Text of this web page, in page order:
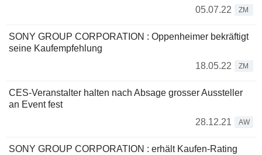
05.07.22
ZM
SONY GROUP CORPORATION : Oppenheimer bekräftigt
seine Kaufempfehlung
18.05.22
ZM
CES-Veranstalter halten nach Absage grosser Aussteller
an Event fest
28.12.21
AW
SONY GROUP CORPORATION : erhält Kaufen-Rating